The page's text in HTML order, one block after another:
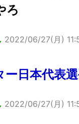
ろ
2022/06/27(月)
ー日本代表
2022/06/27(月)